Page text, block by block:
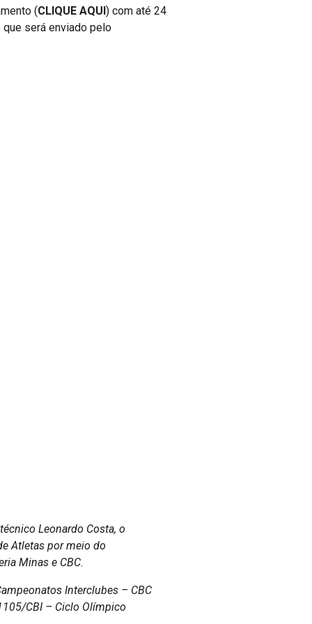
(CLIQUE AQUI) com até 24
será enviado pelo
Leonardo Costa, o
Atletas por meio do
Minas e CBC.
Interclubes – CBC
CBI – Ciclo Olímpico